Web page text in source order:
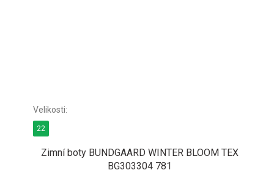
Zimní boty BUNDGAARD WINTER BLOOM TEX
BG303304 781
22